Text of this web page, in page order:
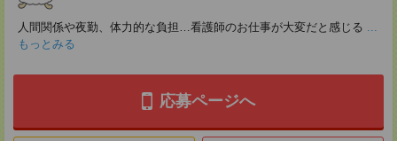
人間関係や夜勤、体力的な負担…看護師のお仕事が大変だと感じる ...
もっとみる
応募ページへ